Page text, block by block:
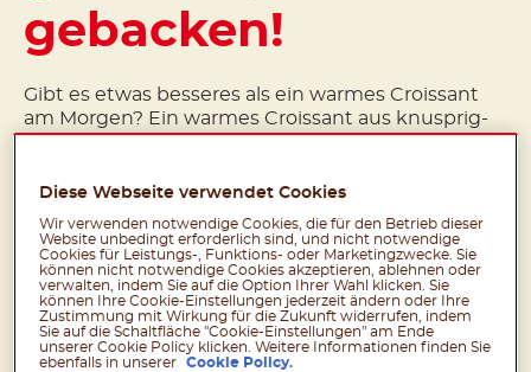
gebacken!
Gibt es etwas besseres als ein warmes Croissant
am Morgen? Ein warmes Croissant aus knusprig-
Tiefkühltruhe erhältlich. Zuhause lässt es sich
jederzeit frisch aufbacken.
Diese Webseite verwendet Cookies
Wir verwenden notwendige Cookies, die für den Betrieb dieser
Website unbedingt erforderlich sind, und nicht notwendige
Cookies für Leistungs-, Funktions- oder Marketingzwecke. Sie
können nicht notwendige Cookies akzeptieren, ablehnen oder
verwalten, indem Sie auf die Option Ihrer Wahl klicken. Sie
können Ihre Cookie-Einstellungen jederzeit ändern oder Ihre
Zustimmung mit Wirkung für die Zukunft widerrufen, indem
Sie auf die Schaltfläche "Cookie-Einstellungen" am Ende
unserer Cookie Policy klicken. Weitere Informationen finden Sie
ebenfalls in unserer
Cookie Policy.